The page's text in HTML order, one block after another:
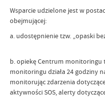
Wsparcie udzielone jest w
obejmującej:
a. udostępnienie tzw.
b. opiekę Centrum monitoringu
monitoringu działa 24 godziny
monitorując zdarzenia
aktywności SOS, alerty